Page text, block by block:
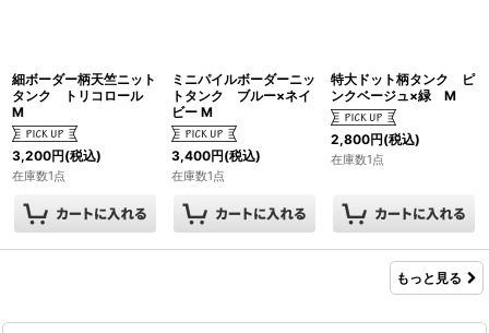
細ボーダー柄天竺ニット
タンク トリコロール
M
3,200円(税込)
在庫数1点
ミニパイルボーダーニッ
トタンク ブルー×ネイ
ビー M
3,400円(税込)
在庫数1点
特大ドット柄タンク ピ
ンクベージュ×緑 M
2,800円(税込)
在庫数1点
もっと見る